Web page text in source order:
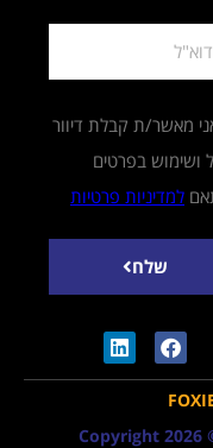
מאשר/ת קבלת דיוור
ושימוש בפרטים
למדיניות פרטיות
שלח
Copyright 2026